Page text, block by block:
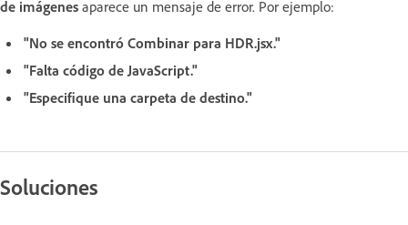
de imágenes aparece un mensaje de error. Por ejemplo:
"No se encontró Combinar para HDR.jsx."
"Falta código de JavaScript."
"Especifique una carpeta de destino."
Soluciones